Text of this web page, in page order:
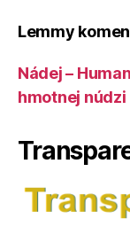
Lemmy
Nádej –
hmotnej núdzi